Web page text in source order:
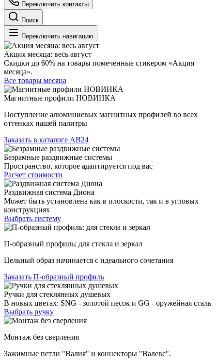
Переключить контакты
Поиск
Переключить навигацию
Акция месяца: весь август
Скидки до 60% на товары помеченные стикером «Акция
месяца».
Все товары месяца
Магнитные профили НОВИНКА
Поступление алюминиевых магнитных профилей во всех
оттенках нашей палитры
Заказать в каталоге АВ24
Безрамные раздвижные системы
Пространство, которое адаптируется под вас
Расчет стоимости
Раздвижная система Диона
Может быть установлена как в плоскости, так и в угловых
конструкциях
Выбрать систему
П-образный профиль: для стекла и зеркал
Цельный образ начинается с идеального сочетания
Заказать П-образный профиль
Ручки для стеклянных душевых
В новых цветах: SNG - золотой песок и GG - оружейная сталь
Выбрать ручку
Монтаж без сверления
Зажимные петли "Валия" и коннекторы "Валевс".